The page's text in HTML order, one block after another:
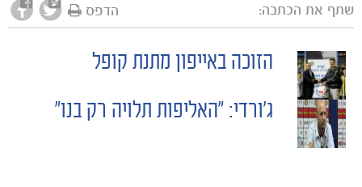
משחקים
ותוצאות
שתף את הכתבה: הדפס
POST
NAVIGATION
הזוכה באייפון מתנת קופל
ג'ורדי: "האליפות תלויה רק בנו"